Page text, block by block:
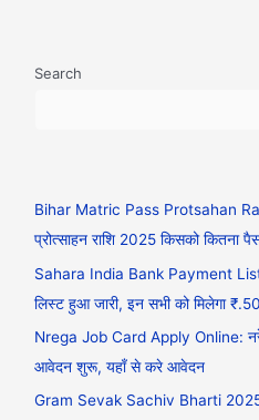
Search
Bihar Matric Pass Protsahan
प्रोत्साहन राशि 2025 किसको कितना
Sahara India Bank Payment List
लिस्ट हुआ जारी, इन सभी को मिलेगा
Nrega Job Card Apply Online:
आवेदन शुरू, यहाँ से करे आवेदन
Gram Sevak Sachiv Bharti 2025: